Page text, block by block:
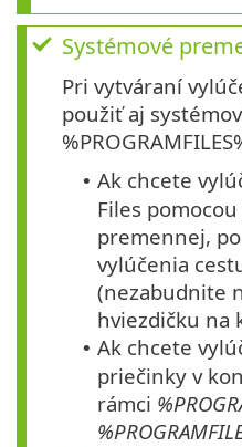
Systémové
Pri vytváraní
použiť aj
• Ak chcete
Files
premennej,
vylúčenia
(nezabudnite
hviezdičku na
• Ak chcete
priečinky v
rámci